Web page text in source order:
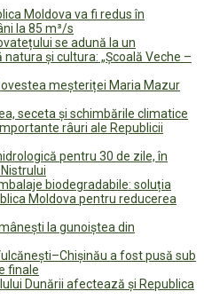
Moldova va fi redus în
la 85 m³/s
se adună la un
și cultura: „Școală Veche –
meșteriței Maria Mazur
seceta și schimbările climatice
râuri ale Republicii
pentru 30 de zile, în
biodegradabile: soluția
Moldova pentru reducerea
la gunoiștea din
a fost pusă sub
finale
Dunării afectează și Republica